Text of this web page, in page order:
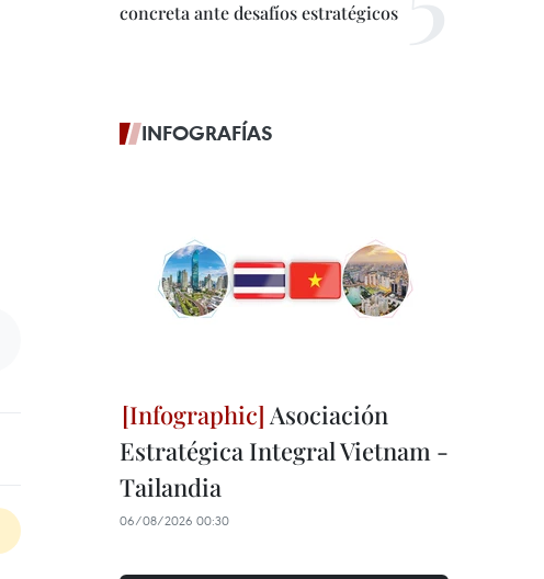
concreta ante desafíos estratégicos
INFOGRAFÍAS
Asociación
Estratégica Integral Vietnam -
Tailandia
06/08/2026 00:30